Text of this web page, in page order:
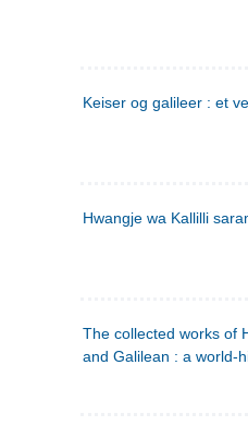
Keiser og galileer : et
Hwangje wa Kallilli
The collected works of
and Galilean : a world-